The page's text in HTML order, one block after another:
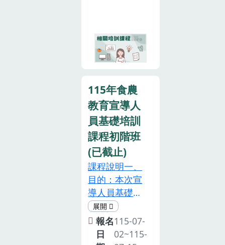
將另行通知。
實際從事食農
教育之農友、
媽、家政班
員、學校教師
及有志取得食
農教育專業人
員資格者報
名。3.預計錄
取人數為 60
人，若報名人
數過多，則提
早結束報名。
主辦單位保有
決定錄取學員
名單之權利。
資專業素養與
實作教學、深
化食農教育課
學校積極申請
中央政府食農
教育相關計
畫，藉實際案
例提供諮詢輔
導。累積「食
農教育專業人
員」認證相關
培訓課程時
數，以達申請
資格。三、辦
理單位：主辦
115年食農
教育宣導人
員基礎培訓
課程初階班
(已截止)
課程說明一、
目的：本次宣
導人員基礎培
訓課程初階
班，規劃相關
學習內容，藉
報名
日
115-07-
02~115-